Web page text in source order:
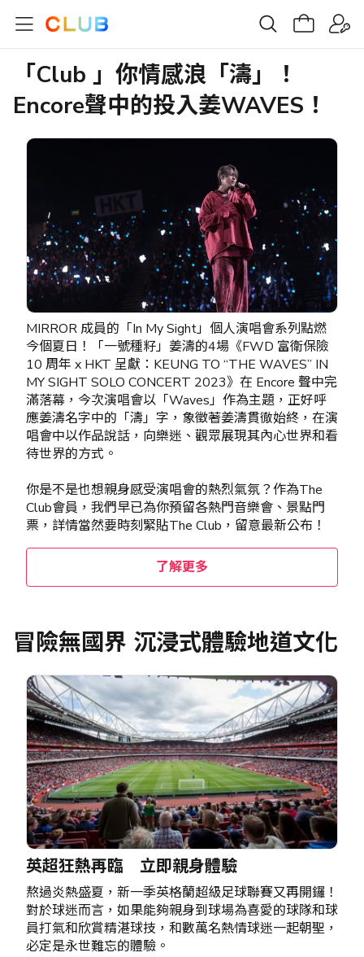
「Club 」你情感浪「濤」！
Encore聲中的投入姜WAVES！
MIRROR 成員的「In My Sight」個人演唱會系列點燃
今個夏日！「一號種籽」姜濤的4場《FWD 富衛保險
10 周年 x HKT 呈獻：KEUNG TO “THE WAVES” IN
MY SIGHT SOLO CONCERT 2023》在 Encore 聲中完
滿落幕，今次演唱會以「Waves」作為主題，正好呼
應姜濤名字中的「濤」字，象徵著姜濤貫徹始終，在演
唱會中以作品說話，向樂迷、觀眾展現其內心世界和看
待世界的方式。
你是不是也想親身感受演唱會的熱烈氣氛？作為The
Club會員，我們早已為你預留各熱門音樂會、景點門
票，詳情當然要時刻緊貼The Club，留意最新公布！
了解更多
冒險無國界 沉浸式體驗地道文化
英超狂熱再臨 立即親身體驗
熬過炎熱盛夏，新一季英格蘭超級足球聯賽又再開鑼！
對於球迷而言，如果能夠親身到球場為喜愛的球隊和球
員打氣和欣賞精湛球技，和數萬名熱情球迷一起朝聖，
必定是永世難忘的體驗。